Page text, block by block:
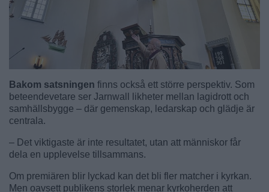
Bakom satsningen finns också ett större perspektiv. Som
beteendevetare ser Jarnwall likheter mellan lagidrott och
samhällsbygge – där gemenskap, ledarskap och glädje är
centrala.
– Det viktigaste är inte resultatet, utan att människor får
dela en upplevelse tillsammans.
Om premiären blir lyckad kan det bli fler matcher i kyrkan.
Men oavsett publikens storlek menar kyrkoherden att